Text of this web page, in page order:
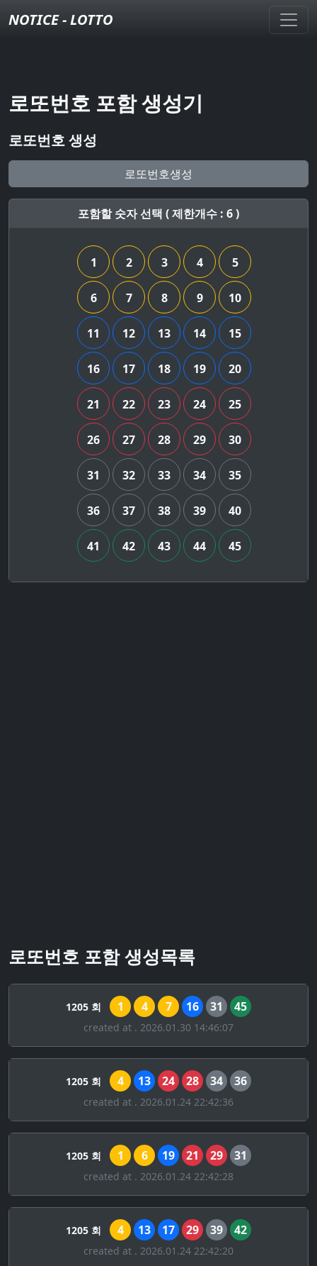
NOTICE - LOTTO
로또번호 포함 생성기
로또번호 생성
로또번호생성
포함할 숫자 선택 ( 제한개수 : 6 )
1 2 3 4 5
6 7 8 9 10
11 12 13 14 15
16 17 18 19 20
21 22 23 24 25
26 27 28 29 30
31 32 33 34 35
36 37 38 39 40
41 42 43 44 45
로또번호 포함 생성목록
1205 회 1 4 7 16 31 45
created at . 2026.01.30 14:46:07
1205 회 4 13 24 28 34 36
created at . 2026.01.24 22:42:36
1205 회 1 6 19 21 29 31
created at . 2026.01.24 22:42:28
1205 회 4 13 17 29 39 42
created at . 2026.01.24 22:42:20